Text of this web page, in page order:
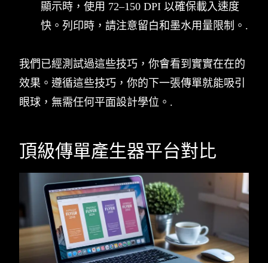
顯示時，使用 72–150 DPI 以確保載入速度
快。列印時，請注意留白和墨水用量限制。.
我們已經測試過這些技巧，你會看到實實在在的
效果。遵循這些技巧，你的下一張傳單就能吸引
眼球，無需任何平面設計學位。.
頂級傳單產生器平台對比